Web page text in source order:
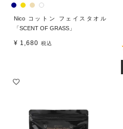
Nico コットン フェイスタオル
「SCENT OF GRASS」
¥ 1,680 税込